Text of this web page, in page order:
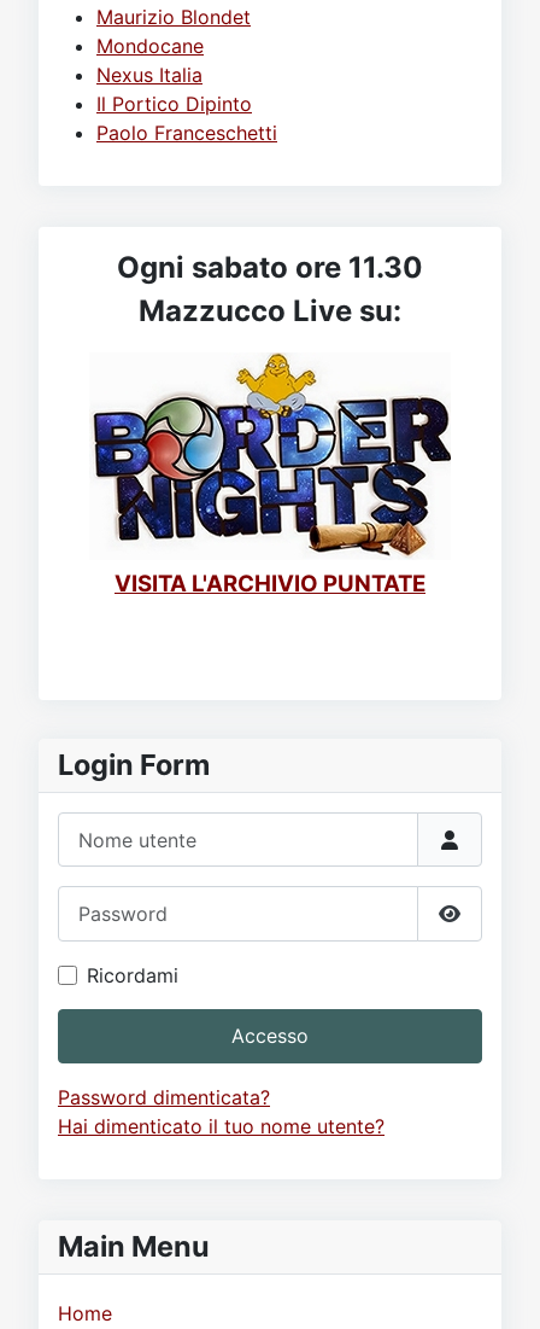
Login Form
Mostra
Ricordami
Accesso
Password dimenticata?
Hai dimenticato il tuo nome utente?
Main Menu
Home
Maurizio Blondet
Mondocane
Nexus Italia
Il Portico Dipinto
Paolo Franceschetti
Ogni sabato ore 11.30
Mazzucco Live su:
VISITA L'ARCHIVIO PUNTATE